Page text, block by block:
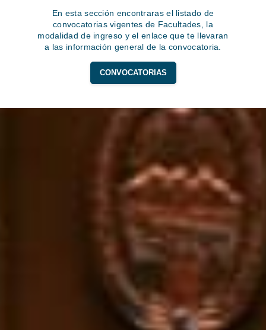
En esta sección encontraras el listado de
convocatorias vigentes de Facultades, la
modalidad de ingreso y el enlace que te llevaran
a las información general de la convocatoria.
CONVOCATORIAS